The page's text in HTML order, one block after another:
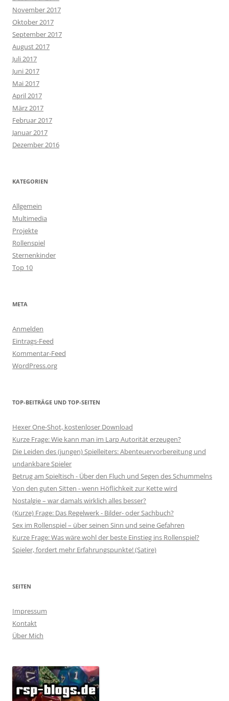
November 2017
Oktober 2017
September 2017
August 2017
Juli 2017
Juni 2017
Mai 2017
April 2017
März 2017
Februar 2017
Januar 2017
Dezember 2016
KATEGORIEN
Allgemein
Multimedia
Projekte
Rollenspiel
Sternenkinder
Top 10
META
Anmelden
Eintrags-Feed
Kommentar-Feed
WordPress.org
TOP-BEITRÄGE UND TOP-SEITEN
Hexer One-Shot, kostenloser Download
Kurze Frage: Wie kann man im Larp Autorität erzeugen?
Die Leiden des (jungen) Spielleiters: Abenteuervorbereitung und
undankbare Spieler
Betrug am Spieltisch - Über den Fluch und Segen des Schummelns
Von den guten Sitten - wenn Höflichkeit zur Kette wird
Nostalgie – war damals wirklich alles besser?
(Kurze) Frage: Das Regelwerk - Bilder- oder Sachbuch?
Sex im Rollenspiel – über seinen Sinn und seine Gefahren
Kurze Frage: Was wäre wohl der beste Einstieg ins Rollenspiel?
Spieler, fordert mehr Erfahrungspunkte! (Satire)
SEITEN
Impressum
Kontakt
Über Mich